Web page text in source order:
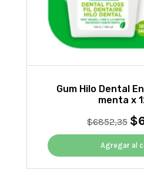
Gum Hilo Dental
menta x
$6852,35 El
era:
$
Agregar al